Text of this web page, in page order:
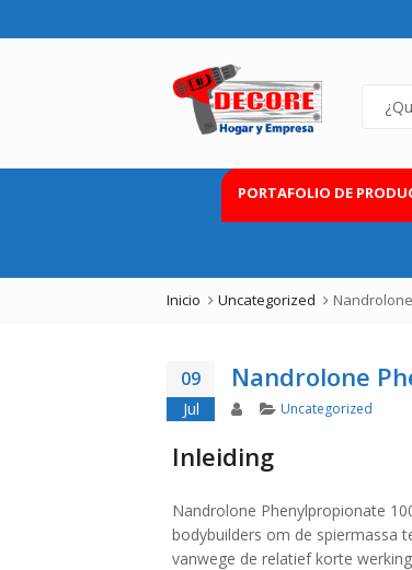
PORTAFOLIO DE
Inicio Uncategorized
09
Jul
Nandrolone
AuthorCategories
Uncategorized
Inleiding
Nandrolone Phenylpropionate
bodybuilders om de spiermassa
vanwege de relatief korte